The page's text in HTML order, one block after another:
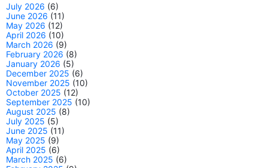
July 2026 (6)
June 2026 (11)
May 2026 (12)
April 2026 (10)
March 2026 (9)
February 2026 (8)
January 2026 (5)
December 2025 (6)
November 2025 (10)
October 2025 (12)
September 2025 (10)
August 2025 (8)
July 2025 (5)
June 2025 (11)
May 2025 (9)
April 2025 (6)
March 2025 (6)